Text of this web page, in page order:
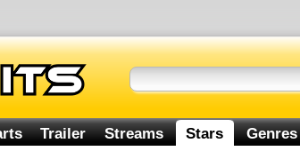
Trailer Streams Stars Genres